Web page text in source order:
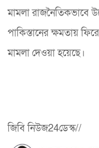
মামলা রাজনৈতিকভাবে
পাকিস্তানের ক্ষমতায়
মামলা দেওয়া হয়েছে।
জিবি নিউজ24ডেস্ক//